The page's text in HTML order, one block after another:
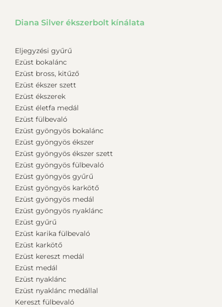
Diana Silver ékszerbolt kínálata
Eljegyzési gyűrű
Ezüst bokalánc
Ezüst bross, kitűző
Ezüst ékszer szett
Ezüst ékszerek
Ezüst életfa medál
Ezüst fülbevaló
Ezüst gyöngyös bokalánc
Ezüst gyöngyös ékszer
Ezüst gyöngyös ékszer szett
Ezüst gyöngyös fülbevaló
Ezüst gyöngyös gyűrű
Ezüst gyöngyös karkötő
Ezüst gyöngyös medál
Ezüst gyöngyös nyaklánc
Ezüst gyűrű
Ezüst karika fülbevaló
Ezüst karkötő
Ezüst kereszt medál
Ezüst medál
Ezüst nyaklánc
Ezüst nyaklánc medállal
Kereszt fülbevaló